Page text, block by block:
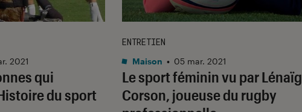
qui
du sport
2021
Le sport féminin vu par Lénaïg
Corson, joueuse du rugby
ENTRETIEN
Maison • 05 mar. 2021